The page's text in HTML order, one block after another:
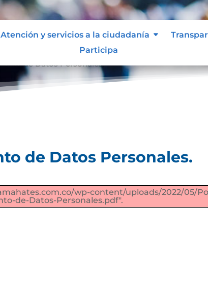
Atención y servicios a la ciudadanía
Participa
de Datos Personales.
de Datos Personales.
wp-content/uploads/2022/05/
de-Datos-Personales.pdf".